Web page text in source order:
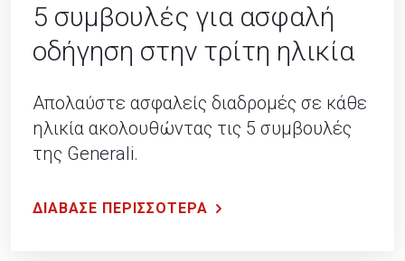
5 συμβουλές για ασφαλή
οδήγηση στην τρίτη ηλικία
Απολαύστε ασφαλείς διαδρομές σε κάθε
ηλικία ακολουθώντας τις 5 συμβουλές
της Generali.
ΔΙΑΒΑΣΕ ΠΕΡΙΣΣΟΤΕΡΑ